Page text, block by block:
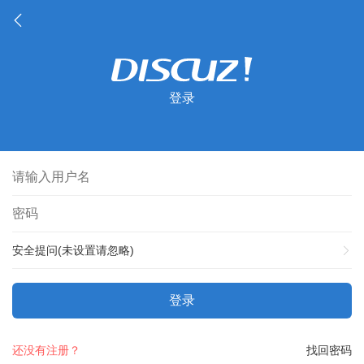
登录
安全提问(未设置请忽略)
登录
找回密码
还没有注册？